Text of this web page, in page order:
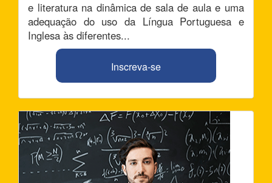
e literatura na dinâmica de sala de aula e uma
adequação do uso da Língua Portuguesa e
Inglesa às diferentes...
Inscreva-se